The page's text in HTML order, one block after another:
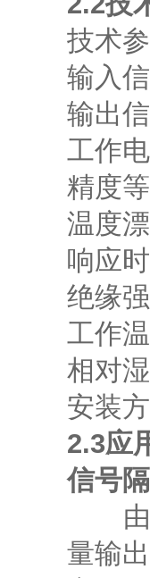
技术
输入
输出
工作
精度
温度
响应
绝缘
工作
相对
安装
2.3应
信号
由于
量输